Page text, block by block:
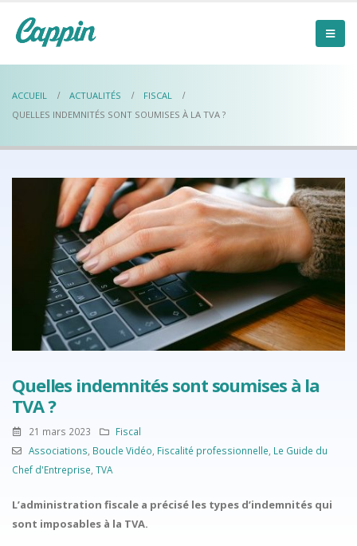
ACCUEIL ACTUALITÉS
FISCAL
QUELLES INDEMNITÉS SONT SOUMISES À LA TVA ?
Quelles indemnités sont soumises à la
TVA ?
21 mars 2023
Fiscal
Associations Boucle Vidéo Fiscalité professionnelle Le Guide du
Chef d'Entreprise TVA
L’administration fiscale a précisé les types d’indemnités qui
sont imposables à la TVA.